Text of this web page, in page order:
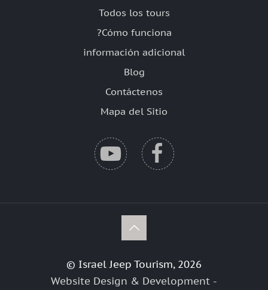
Todos los tours
?Cómo funciona
información adicional
Blog
Contáctenos
Mapa del Sitio
© Israel Jeep Tourism, 2026
Website Design & Development -